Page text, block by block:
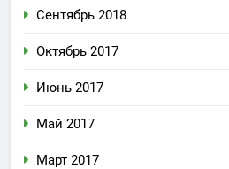
Сентябрь 2018
Октябрь 2017
Июнь 2017
Май 2017
Март 2017